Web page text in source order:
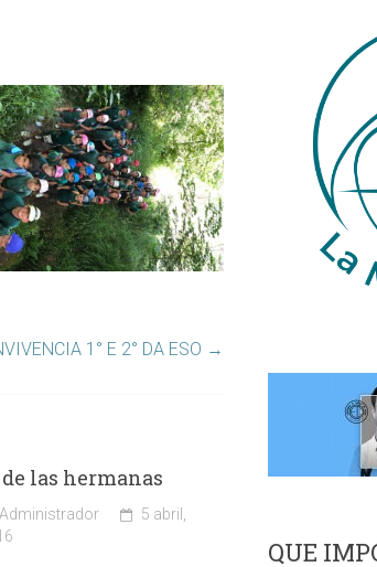
1° E 2° DA ESO →
las hermanas
Administrador
5 abril,
QUE